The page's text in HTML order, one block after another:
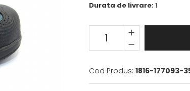
Durata de livrare:1
Cod Produs: 1816-177093-